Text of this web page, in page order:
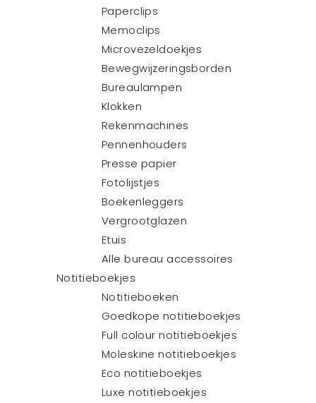
Paperclips
Memoclips
Microvezeldoekjes
Bewegwijzeringsborden
Bureaulampen
Klokken
Rekenmachines
Pennenhouders
Presse papier
Fotolijstjes
Boekenleggers
Vergrootglazen
Etuis
Alle bureau accessoires
Notitieboekjes
Notitieboeken
Goedkope notitieboekjes
Full colour notitieboekjes
Moleskine notitieboekjes
Eco notitieboekjes
Luxe notitieboekjes